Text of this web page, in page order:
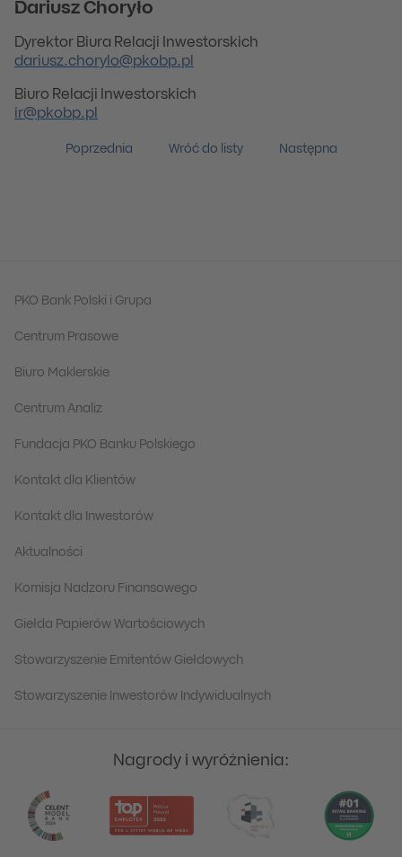
Dariusz Choryło
Dyrektor Biura Relacji Inwestorskich
dariusz.chorylo@pkobp.pl
Biuro Relacji Inwestorskich
ir@pkobp.pl
Poprzednia Wróć do listy Następna
PKO Bank Polski i Grupa
Centrum Prasowe
Biuro Maklerskie
Centrum Analiz
Fundacja PKO Banku Polskiego
Kontakt dla Klientów
Kontakt dla Inwestorów
Aktualności
Komisja Nadzoru Finansowego
Giełda Papierów Wartościowych
Stowarzyszenie Emitentów Giełdowych
Stowarzyszenie Inwestorów Indywidualnych
Nagrody i wyróżnienia: